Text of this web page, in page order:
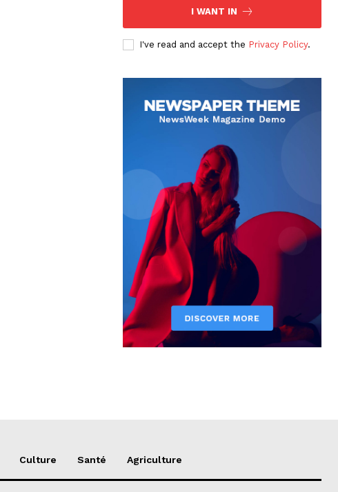
I WANT IN
I've read and accept the Privacy Policy.
Culture Santé Agriculture